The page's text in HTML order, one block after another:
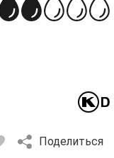
Поделиться